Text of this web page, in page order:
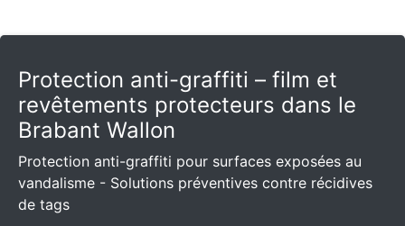
Protection anti-graffiti – film et
revêtements protecteurs dans le
Brabant Wallon
Protection anti-graffiti pour surfaces exposées au
vandalisme - Solutions préventives contre récidives
de tags